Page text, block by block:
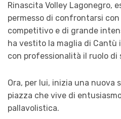
Rinascita Volley Lagonegro,
permesso di confrontarsi
competitivo e di grande
ha vestito la maglia di Cantù
con professionalità il ruolo di
Ora, per lui, inizia una nuova
piazza che vive di
pallavolistica.